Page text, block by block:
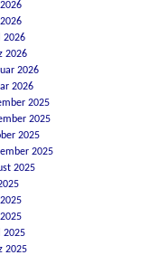
2026
2026
2026
2026
2025
2025
2025
2025
2025
2025
2025